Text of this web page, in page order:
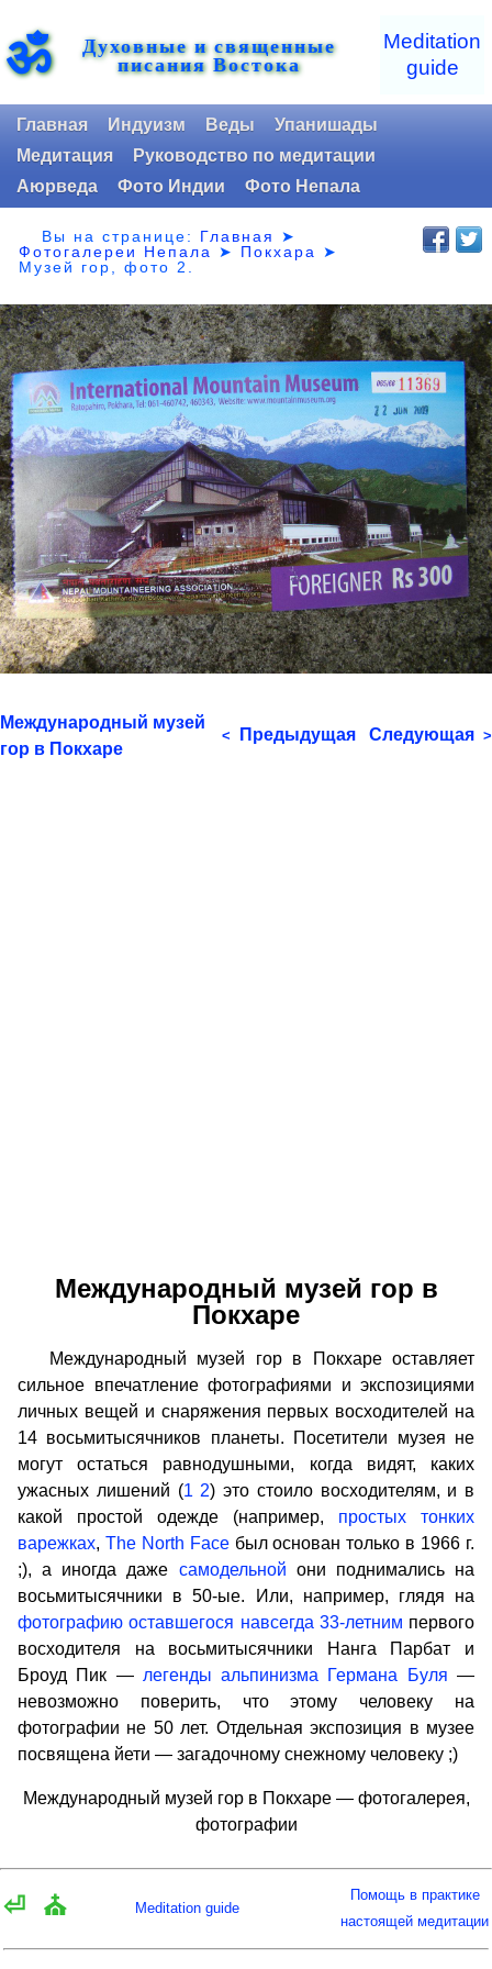
ॐ Духовные и священные
писания Востока
Meditation
guide
Главная Индуизм Веды
Упанишады
Медитация
Руководство по медитации
Аюрведа
Фото Индии Фото Непала
Вы на странице: Главная
➤
Фотогалереи Непала
➤ Покхара
➤
Музей гор,фото 2.
Международный музей
гор в Покхаре
< Предыдущая Следующая >
Международный музей гор в
Покхаре
Международный музей гор в Покхаре оставляет
сильное впечатление фотографиями и экспозициями
личных вещей и снаряжения первых восходителей на
14 восьмитысячников планеты. Посетители музея не
могут остаться равнодушными, когда видят, каких
ужасных лишений (1 2) это стоило восходителям, и в
какой простой одежде (например, простых тонких
варежках, The North Faceбыл основан только в 1966 г.
;), а иногда даже самодельной они поднимались на
восьмитысячники в 50-ые. Или, например, глядя на
фотографию оставшегося навсегда 33-летним первого
восходителя на восьмитысячники Нанга Парбат и
Броуд Пик — легенды альпинизма Германа Буля —
невозможно поверить, что этому человеку на
фотографии не 50 лет. Отдельная экспозиция в музее
посвящена йети — загадочному снежному человеку ;)
Международный музей гор в Покхаре — фотогалерея,
фотографии
⏎ ⛪ Meditation guide
Помощь в практике
настоящей медитации